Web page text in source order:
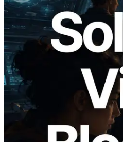
2026.05.24
Validators Solutions
Analyzer — 以 slot 為
成時間與負責驗證者